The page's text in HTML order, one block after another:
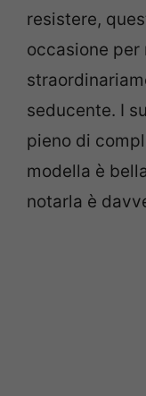
resistere,
occasione per
seducente. I
pieno di
modella è
notarla è